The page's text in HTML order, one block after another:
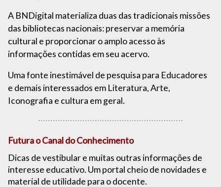
A BNDigital materializa duas das tradicionais missões
das bibliotecas nacionais: preservar a memória
cultural e proporcionar o amplo acesso às
informações contidas em seu acervo.
Uma fonte inestimável de pesquisa para Educadores
e demais interessados em Literatura, Arte,
Iconografia e cultura em geral.
Futura o Canal do Conhecimento
Dicas de vestibular e muitas outras informações de
interesse educativo. Um portal cheio de novidades e
material de utilidade para o docente.